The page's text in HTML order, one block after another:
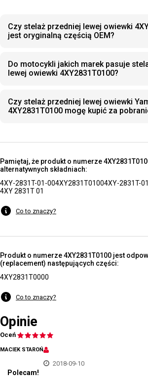
Czy stelaż przedniej lewej owiewki
jest oryginalną częścią OEM?
Do motocykli jakich marek pasuje
lewej owiewki 4XY2831T0100?
Czy stelaż przedniej lewej owiewki
4XY2831T0100 mogę kupić za
Pamiętaj, że produkt o numerze
alternatywnych składniach:
4XY-2831T-01-004XY2831T01004XY-2831T-01
4XY 2831T 01
Co to znaczy?
Produkt o numerze 4XY2831T0100 jest
(replacement) następujących części:
4XY2831T0000
Co to znaczy?
Opinie
Oceń
MACIEK STAROŃ
2018-09-10
Polecam!